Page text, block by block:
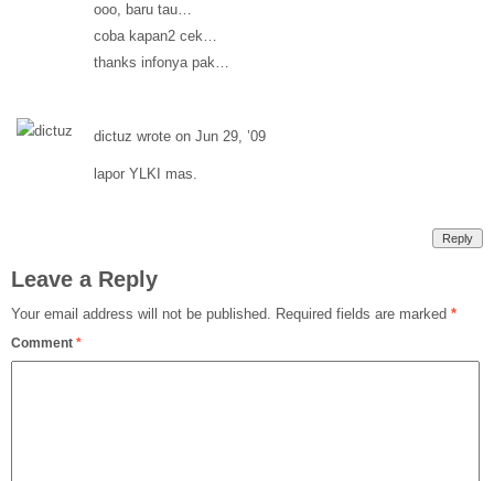
ooo, baru tau…
coba kapan2 cek…
thanks infonya pak…
dictuz wrote on Jun 29, ’09
lapor YLKI mas.
Reply
Leave a Reply
Your email address will not be published. Required fields are marked *
Comment *